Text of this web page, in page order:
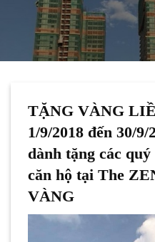
TẶNG VÀNG
1/9/2018 đến 30/
dành tặng các
căn hộ tại The
VÀNG